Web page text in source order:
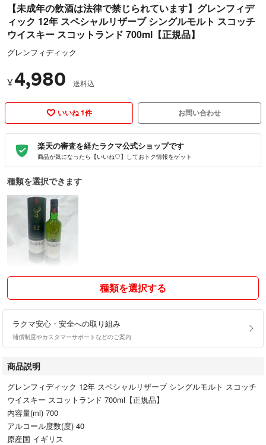
【未成年の飲酒は法律で禁じられています】グレンフィデ
ィック 12年 スペシャルリザーブ シングルモルト スコッチ
ウイスキー スコットランド 700ml【正規品】
グレンフィディック
¥4,980 送料込
いいね 1件 お問い合わせ
楽天の審査を経たラクマ公式ショップです
商品が気になったら【いいね♡】しておトク情報をゲット
種類を選択できます
種類を選択する
ラクマ安心・安全への取り組み
補償制度やカスタマーサポートなどのご案内
商品説明
グレンフィディック 12年 スペシャルリザーブ シングルモルト スコッチ
ウイスキー スコットランド 700ml【正規品】
内容量(ml) 700
アルコール度数(度) 40
原産国 イギリス